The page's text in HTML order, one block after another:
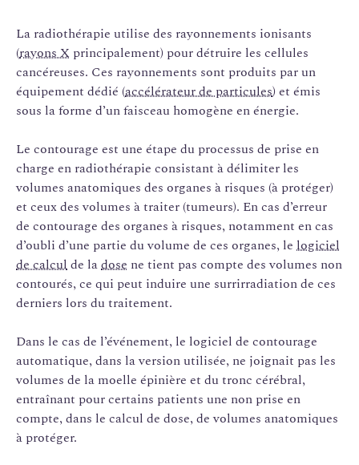
La radiothérapie utilise des rayonnements ionisants
(rayons X principalement) pour détruire les cellules
cancéreuses. Ces rayonnements sont produits par un
équipement dédié (accélérateur de particules) et émis
sous la forme d’un faisceau homogène en énergie.
Le contourage est une étape du processus de prise en
charge en radiothérapie consistant à délimiter les
volumes anatomiques des organes à risques (à protéger)
et ceux des volumes à traiter (tumeurs). En cas d’erreur
de contourage des organes à risques, notamment en cas
d’oubli d’une partie du volume de ces organes, le logiciel
de calculde ladose ne tient pas compte des volumes non
contourés, ce qui peut induire une surrirradiation de ces
derniers lors du traitement.
Dans le cas de l’événement, le logiciel de contourage
automatique, dans la version utilisée, ne joignait pas les
volumes de la moelle épinière et du tronc cérébral,
entraînant pour certains patients une non prise en
compte, dans le calcul de dose, de volumes anatomiques
à protéger.